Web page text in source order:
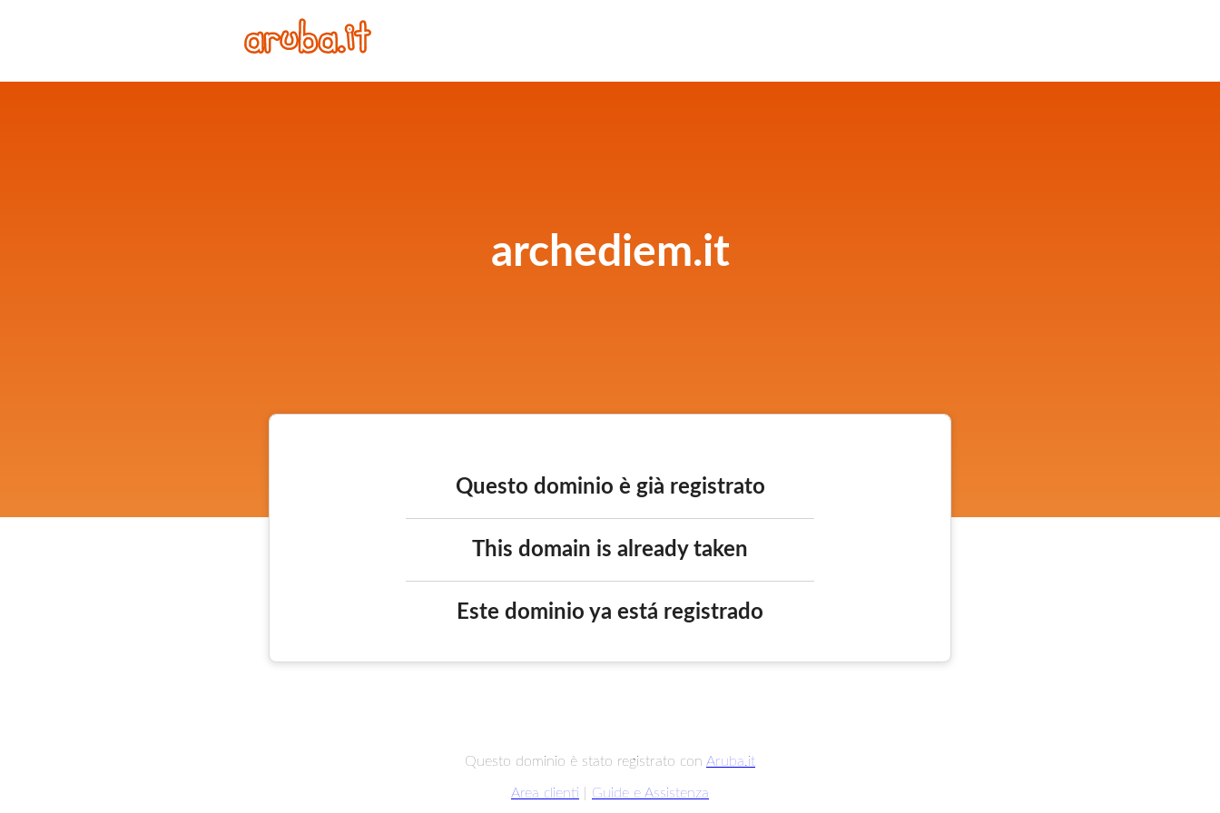
archediem.it
Questo dominio è già registrato
This domain is already taken
Este dominio ya está registrado
Questo dominio è stato registrato con Aruba.it
Area clienti Guide e Assistenza